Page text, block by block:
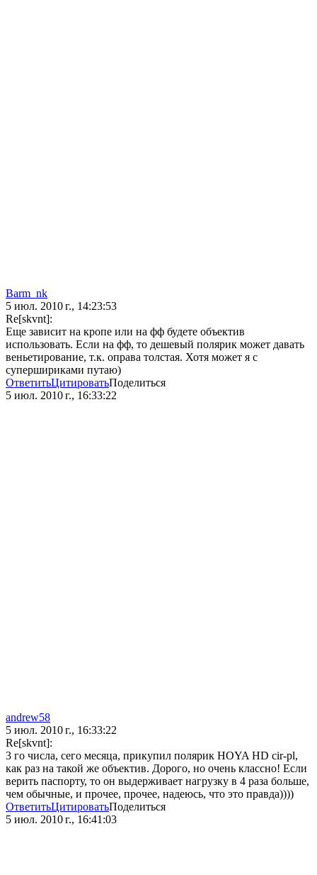
Barm_nk
5 июл. 2010 г., 14:23:53
Re[skvnt]:
Еще зависит на кропе или на фф будете объектив
использовать. Если на фф, то дешевый полярик может давать
веньетирование, т.к. оправа толстая. Хотя может я с
супершириками путаю)
ОтветитьЦитироватьПоделиться
5 июл. 2010 г., 16:33:22
andrew58
5 июл. 2010 г., 16:33:22
Re[skvnt]:
3 го числа, сего месяца, прикупил полярик HOYA HD cir-pl,
как раз на такой же объектив. Дорого, но очень классно! Если
верить паспорту, то он выдерживает нагрузку в 4 раза больше,
чем обычные, и прочее, прочее, надеюсь, что это правда))))
ОтветитьЦитироватьПоделиться
5 июл. 2010 г., 16:41:03